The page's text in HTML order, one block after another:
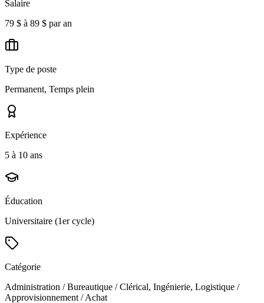
Salaire
79 $ à 89 $ par an
Type de poste
Permanent, Temps plein
Expérience
5 à 10 ans
Éducation
Universitaire (1er cycle)
Catégorie
Administration / Bureautique / Clérical, Ingénierie, Logistique /
Approvisionnement / Achat